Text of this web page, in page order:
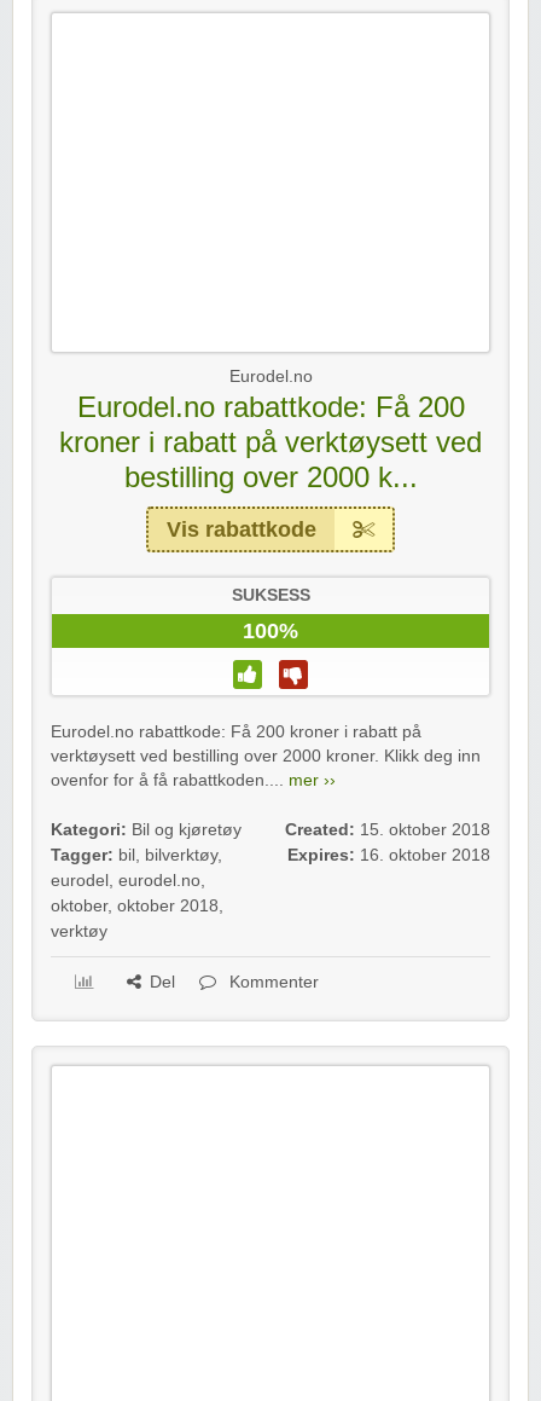
Eurodel.no
Eurodel.no rabattkode: Få 200
kroner i rabatt på verktøysett ved
bestilling over 2000 k...
Vis rabattkode
SUKSESS
100%
Eurodel.no rabattkode: Få 200 kroner i rabatt på
verktøysett ved bestilling over 2000 kroner. Klikk deg inn
ovenfor for å få rabattkoden.... mer ››
Kategori: Bil og kjøretøy
Tagger: bil , bilverktøy,
eurodel , eurodel.no,
oktober, oktober 2018,
verktøy
Created: 15. oktober 2018
Expires: 16. oktober 2018
Del Kommenter